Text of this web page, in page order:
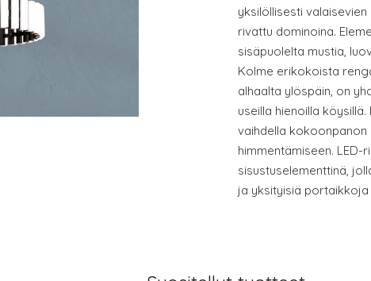
yksilöllisesti
rivattu dominoina.
sisäpuolelta mustia,
Kolme erikokoista
alhaalta ylöspäin, on
useilla hienoilla
vaihdella kokoonpanon
himmentämiseen. LED-
sisustuselementtinä,
ja yksityisiä